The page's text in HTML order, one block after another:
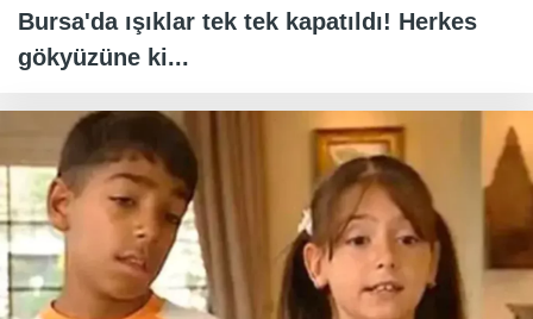
Bursa'da ışıklar tek tek kapatıldı! Herkes
gökyüzüne ki...